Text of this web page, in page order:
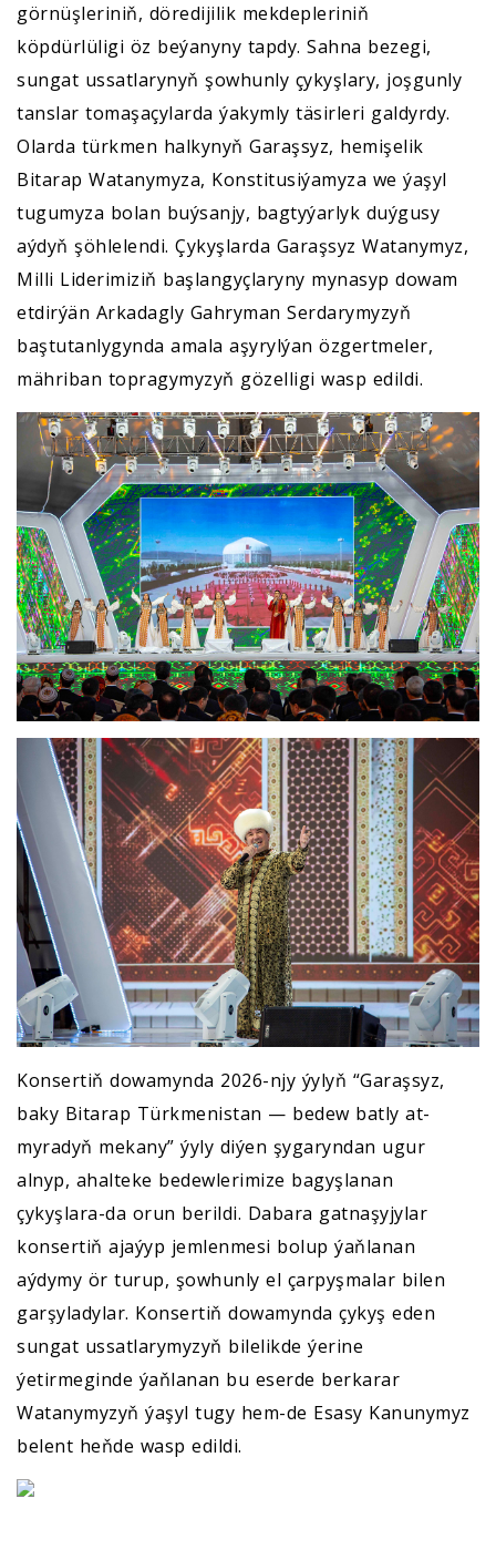
görnüşleriniň, döredijilik mekdepleriniň
köpdürlüligi öz beýanyny tapdy. Sahna bezegi,
sungat ussatlarynyň şowhunly çykyşlary, joşgunly
tanslar tomaşaçylarda ýakymly täsirleri galdyrdy.
Olarda türkmen halkynyň Garaşsyz, hemişelik
Bitarap Watanymyza, Konstitusiýamyza we ýaşyl
tugumyza bolan buýsanjy, bagtyýarlyk duýgusy
aýdyň şöhlelendi. Çykyşlarda Garaşsyz Watanymyz,
Milli Liderimiziň başlangyçlaryny mynasyp dowam
etdirýän Arkadagly Gahryman Serdarymyzyň
baştutanlygynda amala aşyrylýan özgertmeler,
mähriban topragymyzyň gözelligi wasp edildi.
Konsertiň dowamynda 2026-njy ýylyň “Garaşsyz,
baky Bitarap Türkmenistan — bedew batly at-
myradyň mekany” ýyly diýen şygaryndan ugur
alnyp, ahalteke bedewlerimize bagyşlanan
çykyşlara-da orun berildi. Dabara gatnaşyjylar
konsertiň ajaýyp jemlenmesi bolup ýaňlanan
aýdymy ör turup, şowhunly el çarpyşmalar bilen
garşyladylar. Konsertiň dowamynda çykyş eden
sungat ussatlarymyzyň bilelikde ýerine
ýetirmeginde ýaňlanan bu eserde berkarar
Watanymyzyň ýaşyl tugy hem-de Esasy Kanunymyz
belent heňde wasp edildi.